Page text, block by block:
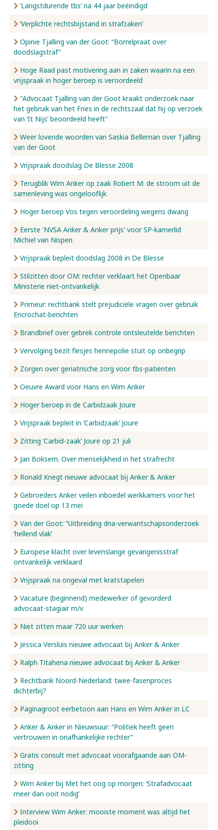
‘Langstdurende tbs’ na 44 jaar beëindigd
‘Verplichte rechtsbijstand in strafzaken’
Opinie Tjalling van der Goot: “Borrelpraat over
doodslagstraf”
Hoge Raad past motivering aan in zaken waarin na een
vrijspraak in hoger beroep is veroordeeld
"Advocaat Tjalling van der Goot kraakt onderzoek naar
het gebruik van het Fries in de rechtszaal dat hij op verzoek
van ‘It Nijs’ beoordeeld heeft"
Weer lovende woorden van Saskia Belleman over Tjalling
van der Goot
Vrijspraak doodslag De Blesse 2008
Terugblik Wim Anker op zaak Robert M: de stroom uit de
samenleving was ongelooflijk
Hoger beroep Vos tegen veroordeling wegens dwang
Eerste 'NVSA Anker & Anker prijs' voor SP-kamerlid
Michiel van Nispen
Vrijspraak bepleit doodslag 2008 in De Blesse
Stilzitten door OM: rechter verklaart het Openbaar
Ministerie niet-ontvankelijk
Primeur: rechtbank stelt prejudiciële vragen over gebruik
Encrochat-berichten
Brandbrief over gebrek controle ontsleutelde berichten
Vervolging bezit flesjes hennepolie stuit op onbegrip
Zorgen over geriatrische zorg voor tbs-patiënten
Oeuvre Award voor Hans en Wim Anker
Hoger beroep in de Carbidzaak Joure
Vrijspraak bepleit in ‘Carbidzaak’ Joure
Zitting ‘Carbid-zaak’ Joure op 21 juli
Jan Boksem. Over menselijkheid in het strafrecht
Ronald Knegt nieuwe advocaat bij Anker & Anker
Gebroeders Anker veilen inboedel werkkamers voor het
goede doel op 13 mei
Van der Goot: ”Uitbreiding dna-verwantschapsonderzoek
‘hellend vlak’
Europese klacht over levenslange gevangenisstraf
ontvankelijk verklaard
Vrijspraak na ongeval met kratstapelen
Vacature (beginnend) medewerker of gevorderd
advocaat-stagiair m/v
Niet zitten maar 720 uur werken
Jessica Versluis nieuwe advocaat bij Anker & Anker
Ralph Titahena nieuwe advocaat bij Anker & Anker
Rechtbank Noord-Nederland: twee-fasenproces
dichterbij?
Paginagroot eerbetoon aan Hans en Wim Anker in LC
Anker & Anker in Nieuwsuur: “Politiek heeft geen
vertrouwen in onafhankelijke rechter”
Gratis consult met advocaat voorafgaande aan OM-
zitting
Wim Anker bij Met het oog op morgen: ‘Strafadvocaat
meer dan ooit nodig’
Interview Wim Anker: mooiste moment was altijd het
pleidooi